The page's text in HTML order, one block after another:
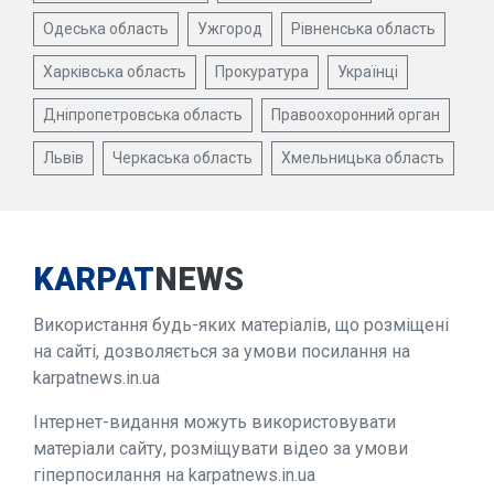
Одеська область Ужгород Рівненська область
Харківська область Прокуратура Українці
Дніпропетровська область Правоохоронний орган
Львів Черкаська область Хмельницька область
KARPATNEWS
Використання будь-яких матеріалів, що розміщені
на сайті, дозволяється за умови посилання на
karpatnews.in.ua
Інтернет-видання можуть використовувати
матеріали сайту, розміщувати відео за умови
гіперпосилання на karpatnews.in.ua